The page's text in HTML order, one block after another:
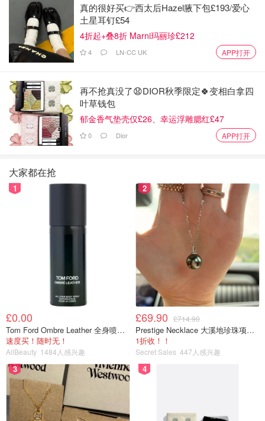
图片来自于@ 网络，版权属于原作者
图片来自于@ 网络，版权属于原作者
真的很好买👉西太后Hazel腋下包£193/爱心
土星耳钉£54
4折起+叠8折 Marni玛丽珍£212
4 LN-CC UK APP打开
再不抢真没了😧DIOR秋季限定🍀变相白拿四
叶草钱包
郁金香气垫壳仅£26、幸运浮雕腮红£47
0 Dior APP打开
大家都在抢
1
£0.00
Tom Ford Ombre Leather 全身喷雾 150ml
速度买！随时无！
AllBeauty 1484人感兴趣
2
£69.90 £714.90
Prestige Necklace 大溪地珍珠项链 10-11mm
1折收！！
Secret Sales 447人感兴趣
3 4